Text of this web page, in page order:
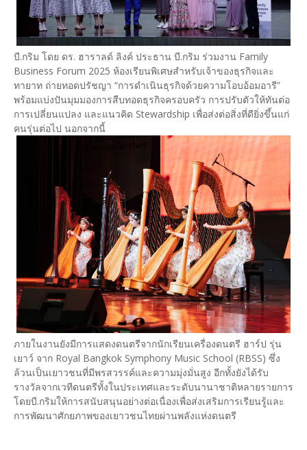
บี.กริม โดย ดร. ฮาราลด์ ลิงค์ ประธาน บี.กริม ร่วมงาน Family
Business Forum 2025 ห้องเรียนพิเศษสำหรับเจ้าของธุรกิจและ
ทายาท ถ่ายทอดปรัชญา “การดำเนินธุรกิจด้วยความโอบอ้อมอารี”
พร้อมแบ่งปันมุมมองการสืบทอดธุรกิจครอบครัว การปรับตัวให้ทันต่อ
การเปลี่ยนแปลง และแนวคิด Stewardship เพื่อส่งต่อสิ่งที่ดียิ่งขึ้นแก่
คนรุ่นต่อไป นอกจากนี้
ภายในงานยังมีการแสดงดนตรีจากนักเรียนเครื่องดนตรี ฮาร์ป รุ่น
เยาว์ จาก Royal Bangkok Symphony Music School (RBSS) ซึ่ง
ล้วนเป็นเยาวชนที่มีพรสวรรค์และความมุ่งมั่นสูง อีกทั้งยังได้รับ
รางวัลจากเวทีดนตรีทั้งในประเทศและระดับนานาชาติหลายรายการ
โดยบี.กริมให้การสนับสนุนอย่างต่อเนื่องเพื่อส่งเสริมการเรียนรู้และ
การพัฒนาศักยภาพของเยาวชนไทยผ่านพลังแห่งดนตรี